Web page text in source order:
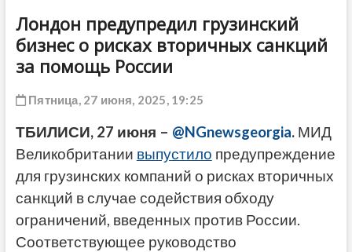
Лондон предупредил грузинский
бизнес о рисках вторичных санкций
за помощь России
Пятница, 27 июня, 2025, 19:25
ТБИЛИСИ, 27 июня – @NGnewsgeorgia.МИД
Великобритании выпустило предупреждение
для грузинских компаний о рисках вторичных
санкций в случае содействия обходу
ограничений, введенных против России.
Соответствующее руководство